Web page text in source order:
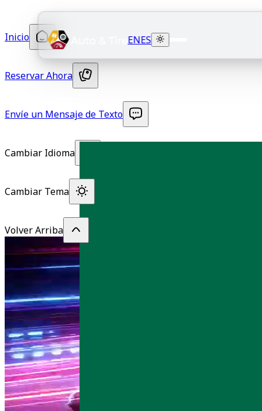
ENES
Inicio
Reservar Ahora
Envíe un Mensaje de Texto
Cambiar Idioma
Cambiar Tema
Volver Arriba